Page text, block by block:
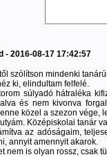
- 2016-08-17 17:42:57
szólítson mindenki
ki, elindultam felfelé.
súlyadó hátraléka
és nem kivonva
közel a szezon vége,
Középiskolai tanár
az adóságaim,
annyit amennyit akarok.
nem is olyan rossz, csak